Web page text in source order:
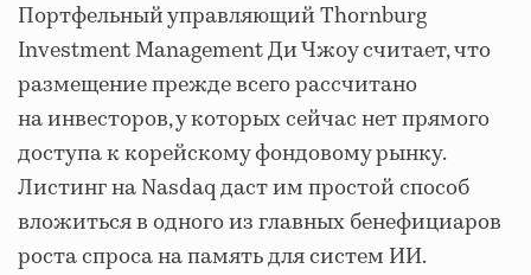
Портфельный управляющий Thornburg
Investment Management Ди Чжоу считает, что
размещение прежде всего рассчитано
на инвесторов, у которых сейчас нет прямого
доступа к корейскому фондовому рынку.
Листинг на Nasdaq даст им простой способ
вложиться в одного из главных бенефициаров
роста спроса на память для систем ИИ.